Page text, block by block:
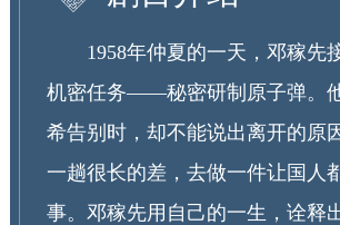
1958年仲夏的一天，邓稼先
机密任务——秘密研制原子弹。
希告别时，却不能说出离开的原
一趟很长的差，去做一件让国人
事。邓稼先用自己的一生，诠释